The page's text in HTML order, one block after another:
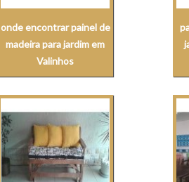
onde encontrar painel de
madeira para jardim em
Valinhos